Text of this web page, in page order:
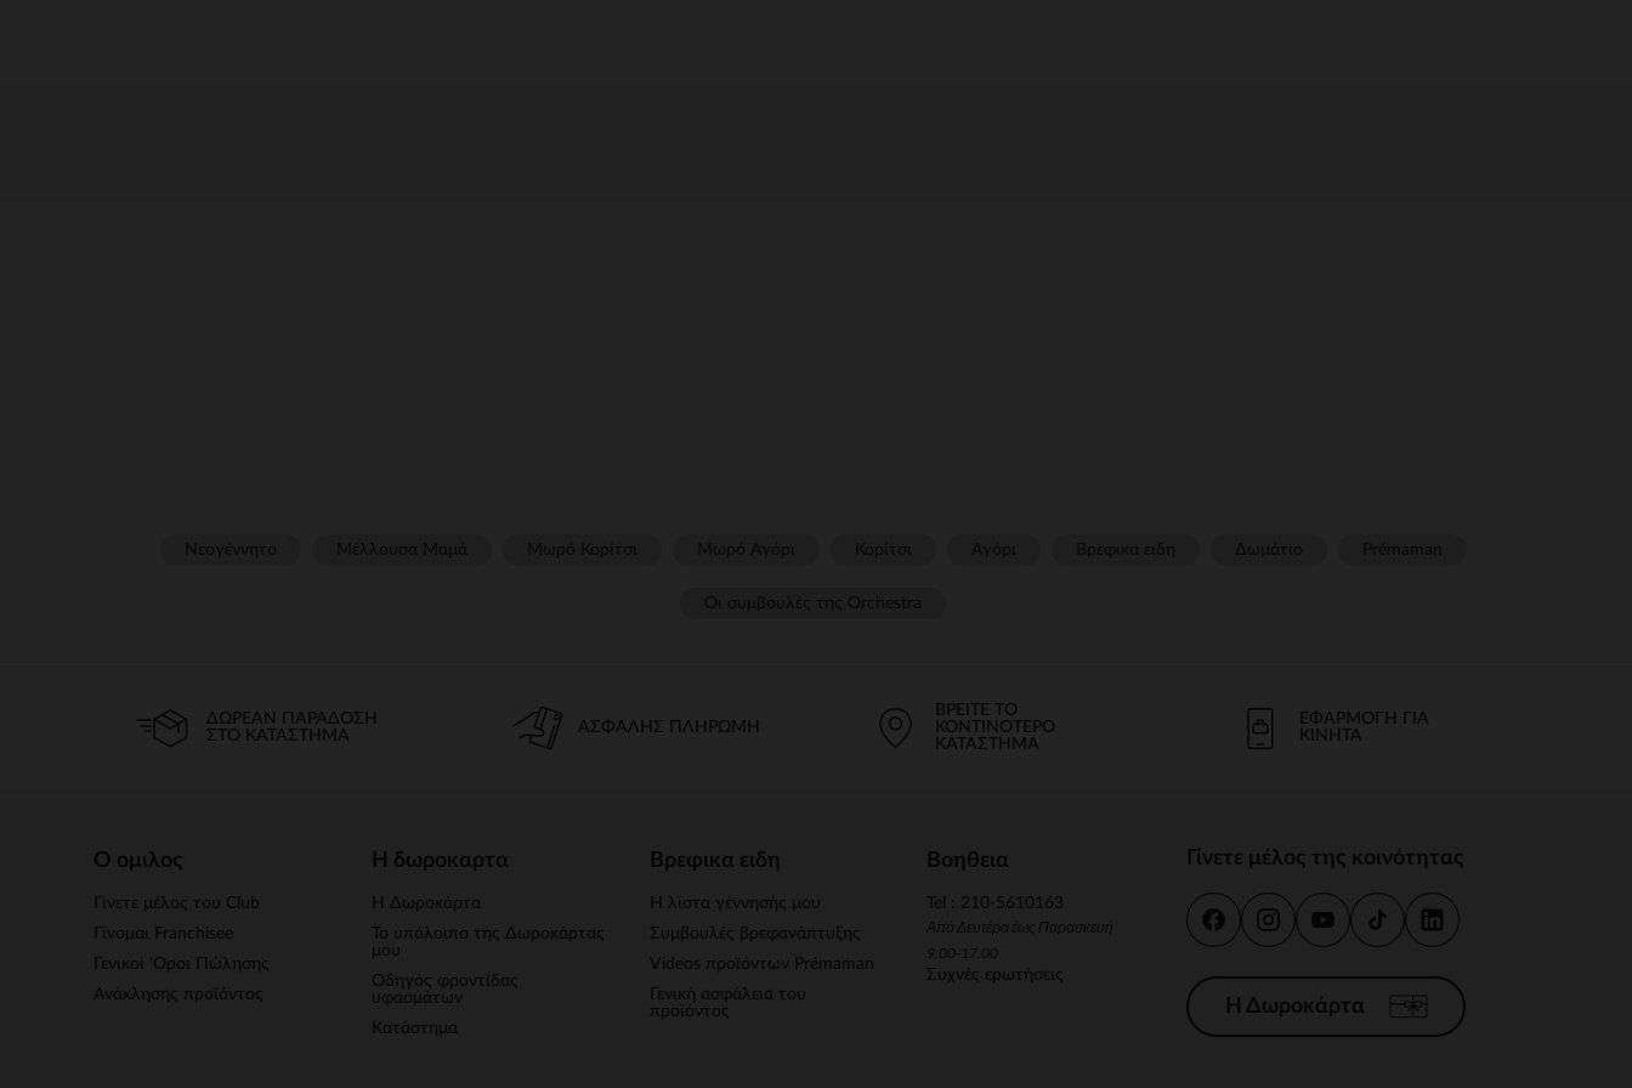
ΔΩΡΕΆΝ ΠΑΡΆΔΟΣΗ
ΣΤΟ ΚΑΤΆΣΤΗΜΑ
ΑΣΦΑΛΉΣ ΠΛΗΡΩΜΉ
ΒΡΕΊΤΕ ΤΟ
ΚΟΝΤΙΝΌΤΕΡΟ
ΚΑΤΆΣΤΗΜΑ
ΕΦΑΡΜΟΓΉ ΓΙΑ
ΚΙΝΗΤΆ
Ο ομιλος
Γίνετε μέλος του Club
Γίνομαι Franchisee
Γενικοί 'Οροι Πώλησης
Ανάκλησης προϊόντος
Η δωροκαρτα
Η Δωροκάρτα
Το υπόλοιπο της Δωροκάρτας
μου
Οδηγός φροντίδας
υφασμάτων
Κατάστημα
Βρεφικα ειδη
Η λίστα γέννησής μου
Συμβουλές βρεφανάπτυξης
Videos προϊόντων Prémaman
Γενική ασφάλεια του
προϊόντος
Βοηθεια
Tel : 210-5610163
Από Δευτέρα έως Παρασκευή
9.00-17.00
Συχνές ερωτήσεις
Γίνετε μέλος της κοινότητας
Η Δωροκάρτα